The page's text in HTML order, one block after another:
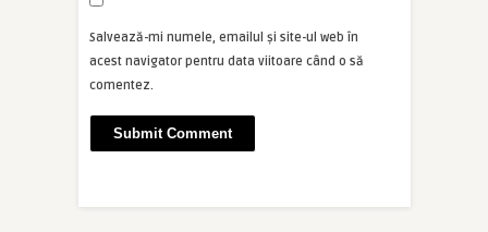
Salvează-mi numele, emailul și site-ul web în
acest navigator pentru data viitoare când o să
comentez.